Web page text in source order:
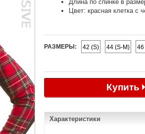
Длина по спинке в
Цвет: красная клетка с
РАЗМЕРЫ: 42 (S) 44 (S-M) 46
Купить
Характеристики